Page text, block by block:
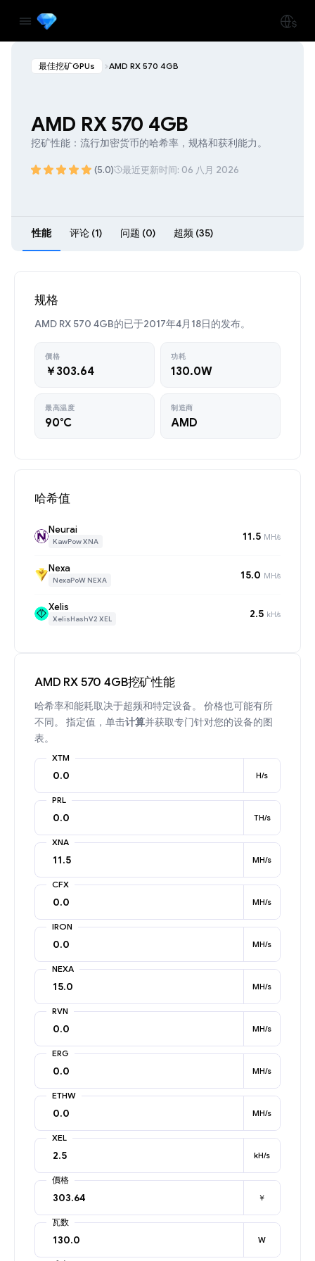
最佳挖矿GPUs AMD RX 570 4GB
AMD RX 570 4GB
挖矿性能：流行加密货币的哈希率，规格和获利能力。
(5.0) 最近更新时间: 06 八月 2026
性能 评论 (1) 问题 (0) 超频 (35)
规格
AMD RX 570 4GB的已于2017年4月18日的发布。
價格
￥303.64
功耗
130.0W
最高温度
90°C
制造商
AMD
哈希值
Neurai
KawPow XNA 11.5 MH/s
Nexa
NexaPoW NEXA 15.0 MH/s
Xelis
XelisHashV2 XEL 2.5 kH/s
AMD RX 570 4GB挖矿性能
哈希率和能耗取决于超频和特定设备。 价格也可能有所
不同。 指定值，单击计算并获取专门针对您的设备的图
表。
XTM
H/s
PRL
TH/s
XNA
MH/s
CFX
MH/s
IRON
MH/s
NEXA
MH/s
RVN
MH/s
ERG
MH/s
ETHW
MH/s
XEL
kH/s
價格
￥
瓦数
W